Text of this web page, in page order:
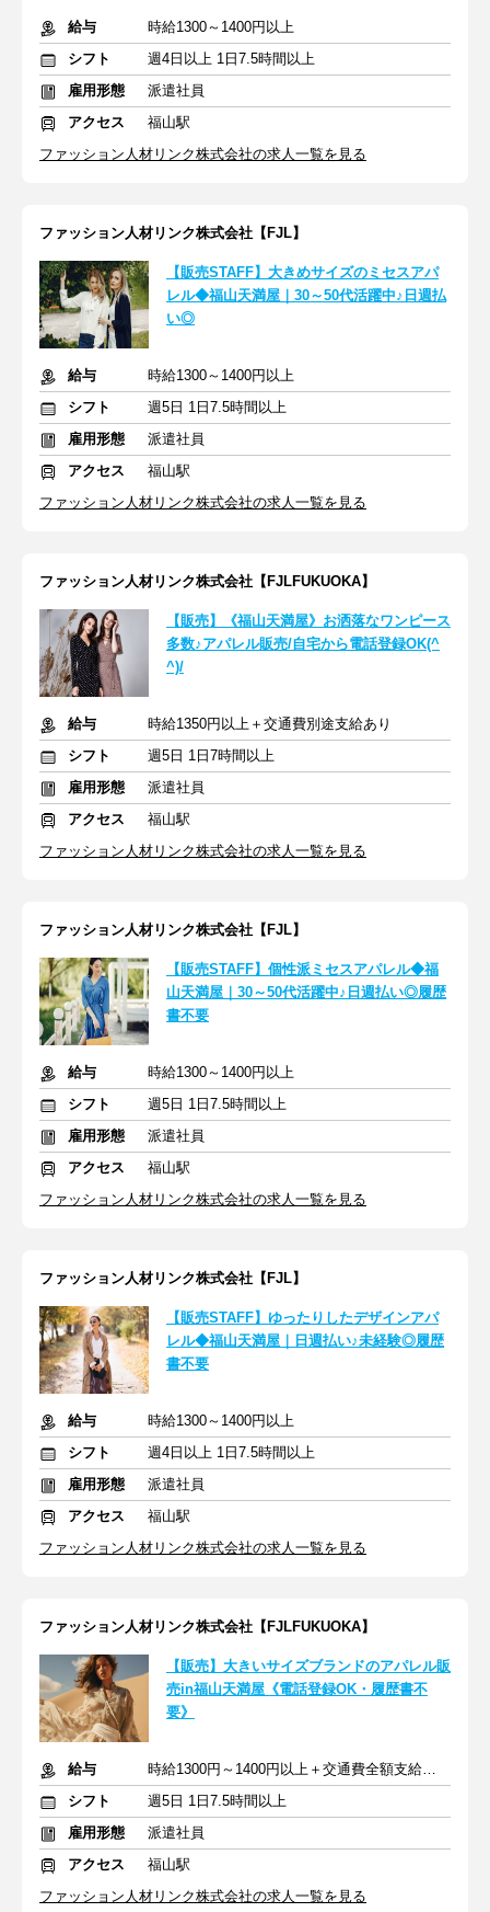
給与
時給1300～1400円以上
シフト
週4日以上 1日7.5時間以上
雇用形態
派遣社員
アクセス
福山駅
ファッション人材リンク株式会社の求人一覧を見る
ファッション人材リンク株式会社【FJL】
【販売STAFF】大きめサイズのミセスアパ
レル◆福山天満屋｜30～50代活躍中♪日週払
い◎
給与
時給1300～1400円以上
シフト
週5日 1日7.5時間以上
雇用形態
派遣社員
アクセス
福山駅
ファッション人材リンク株式会社の求人一覧を見る
ファッション人材リンク株式会社【FJLFUKUOKA】
【販売】《福山天満屋》お洒落なワンピース
多数♪アパレル販売/自宅から電話登録OK(^
^)/
給与
時給1350円以上＋交通費別途支給あり
シフト
週5日 1日7時間以上
雇用形態
派遣社員
アクセス
福山駅
ファッション人材リンク株式会社の求人一覧を見る
ファッション人材リンク株式会社【FJL】
【販売STAFF】個性派ミセスアパレル◆福
山天満屋｜30～50代活躍中♪日週払い◎履歴
書不要
給与
時給1300～1400円以上
シフト
週5日 1日7.5時間以上
雇用形態
派遣社員
アクセス
福山駅
ファッション人材リンク株式会社の求人一覧を見る
ファッション人材リンク株式会社【FJL】
【販売STAFF】ゆったりしたデザインアパ
レル◆福山天満屋｜日週払い♪未経験◎履歴
書不要
給与
時給1300～1400円以上
シフト
週4日以上 1日7.5時間以上
雇用形態
派遣社員
アクセス
福山駅
ファッション人材リンク株式会社の求人一覧を見る
ファッション人材リンク株式会社【FJLFUKUOKA】
【販売】大きいサイズブランドのアパレル販
売in福山天満屋《電話登録OK・履歴書不
要》
給与
時給1300円～1400円以上＋交通費全額支給あり
シフト
週5日 1日7.5時間以上
雇用形態
派遣社員
アクセス
福山駅
ファッション人材リンク株式会社の求人一覧を見る